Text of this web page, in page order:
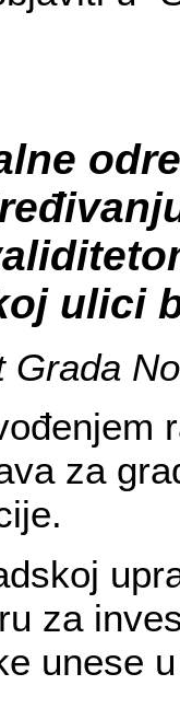
ulici
Grada
za
za
unese